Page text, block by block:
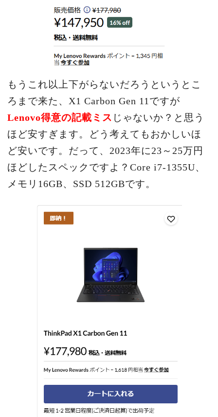
もうこれ以上下がらないだろうというとこ
ろまで来た、X1 Carbon Gen 11ですが
Lenovo得意の記載ミス じゃないか？と思う
ほど安すぎます。どう考えてもおかしいほ
ど安いです。だって、2023年に23～25万円
ほどしたスペックですよ？Core i7-1355U、
メモリ16GB、SSD 512GBです。